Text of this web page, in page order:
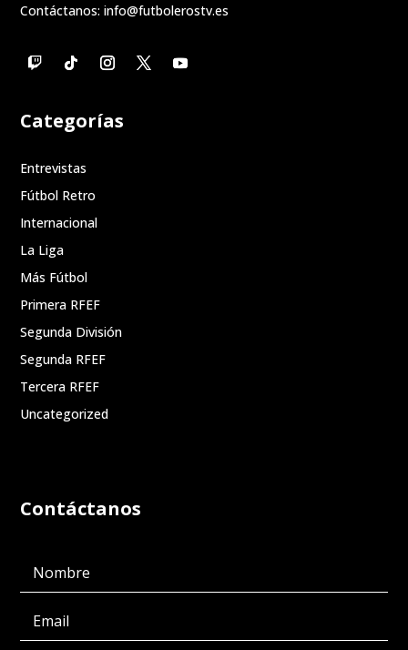
Contáctanos:info@futbolerostv.es
Categorías
Entrevistas
Fútbol Retro
Internacional
La Liga
Más Fútbol
Primera RFEF
Segunda División
Segunda RFEF
Tercera RFEF
Uncategorized
Contáctanos